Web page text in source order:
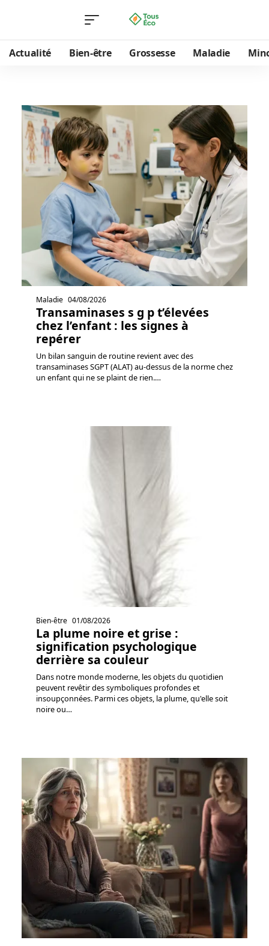
Actualité Bien-être Grossesse Maladie
Maladie 04/08/2026
Transaminases s g p t’élevées
chez l’enfant : les signes à
repérer
Un bilan sanguin de routine revient avec des
transaminases SGPT (ALAT) au-dessus de la norme chez
un enfant qui ne se plaint de rien.…
Bien-être 01/08/2026
La plume noire et grise :
signification psychologique
derrière sa couleur
Dans notre monde moderne, les objets du quotidien
peuvent revêtir des symboliques profondes et
insoupçonnées. Parmi ces objets, la plume, qu'elle soit
noire ou…